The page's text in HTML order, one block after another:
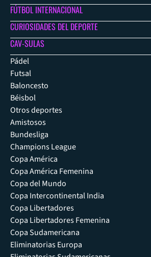
FÚTBOL INTERNACIONAL
CURIOSIDADES DEL DEPORTE
CAV-SULAS
Pádel
Futsal
Baloncesto
Béisbol
Otros deportes
Amistosos
Bundesliga
Champions League
Copa América
Copa América Femenina
Copa del Mundo
Copa Intercontinental India
Copa Libertadores
Copa Libertadores Femenina
Copa Sudamericana
Eliminatorias Europa